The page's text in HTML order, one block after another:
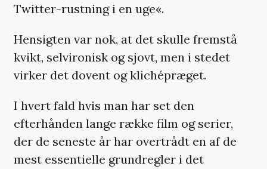
Twitter-rustning i en uge«.
Hensigten var nok, at det skulle fremstå
kvikt, selvironisk og sjovt, men i stedet
virker det dovent og klichépræget.
I hvert fald hvis man har set den
efterhånden lange række film og serier,
der de seneste år har overtrådt en af de
mest essentielle grundregler i det